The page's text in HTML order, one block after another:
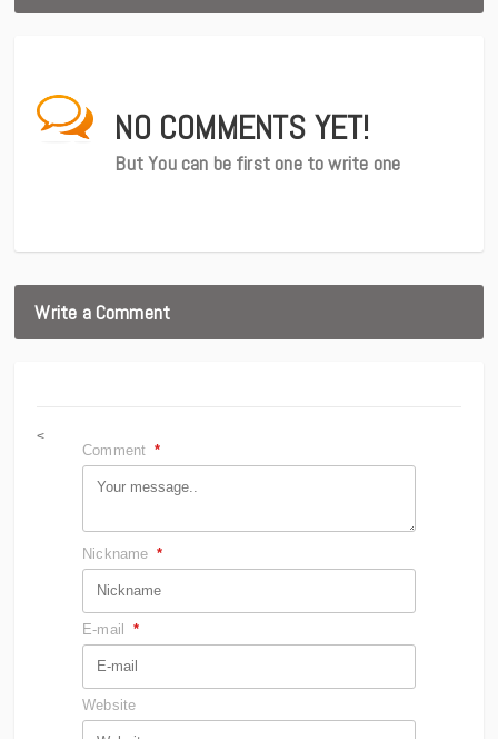
NO COMMENTS YET!
But You can be first one to write one
Write a Comment
<
Comment *
Nickname *
E-mail *
Website